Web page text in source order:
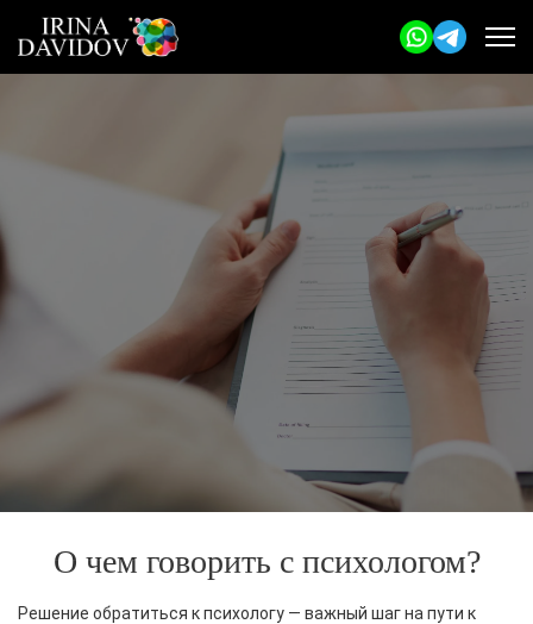
О чем говорить с психологом?
Решение обратиться к психологу — важный шаг на пути к